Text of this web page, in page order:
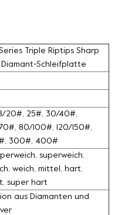
Triple Riptips Sharp
Schleifplatte
20#, 25#, 30/40#,
80/100#, 120/150#,
300#, 400#
superweich,
weich, mittel, hart,
super hart
aus Diamanten und